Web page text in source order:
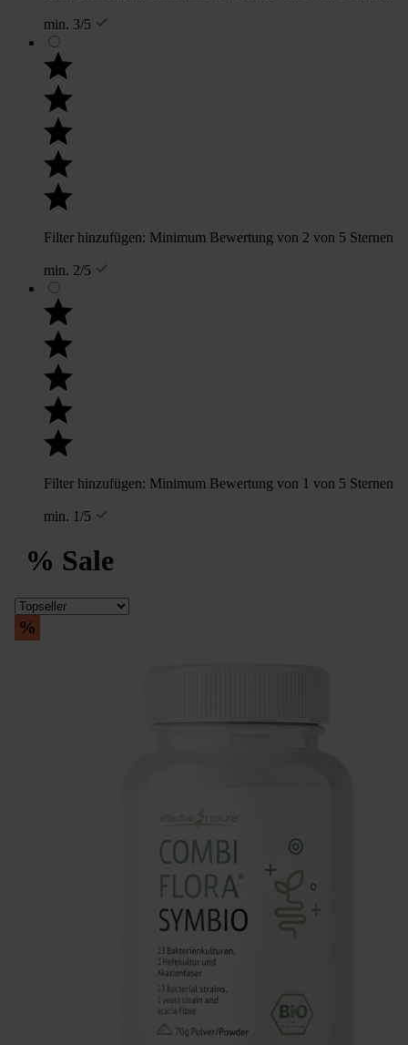
min. 3/5
Filter hinzufügen: Minimum Bewertung von 2 von 5 Sternen
min. 2/5
Filter hinzufügen: Minimum Bewertung von 1 von 5 Sternen
min. 1/5
% Sale
%